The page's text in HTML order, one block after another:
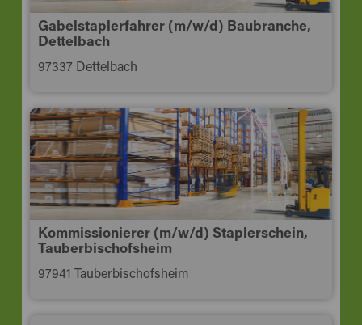
Gabelstaplerfahrer (m/w/d) Baubranche,
Dettelbach
97337 Dettelbach
Kommissionierer (m/w/d) Staplerschein,
Tauberbischofsheim
97941 Tauberbischofsheim